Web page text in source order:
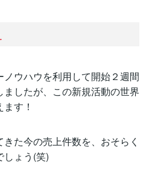
ウハウを利用して開始２週間
したが、この新規活動の世界
す！
た今の売上件数を、おそらく
しょう(笑)